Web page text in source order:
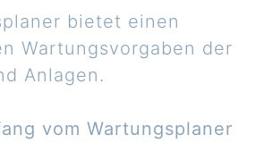
bietet einen
Wartungsvorgaben der
Anlagen.
vom Wartungsplaner